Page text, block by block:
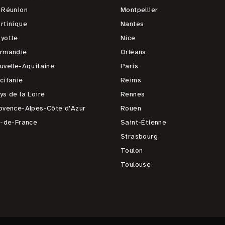
Aquitaine
de la Loire
Alpes-Côte d'Azur
de-France
Montpellier
Nantes
Nice
Orléans
Paris
Reims
Rennes
Rouen
Saint-Étienne
Strasbourg
Toulon
Toulouse